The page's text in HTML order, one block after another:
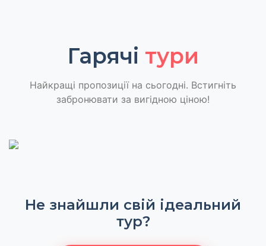
Гарячі тури
Найкращі пропозиції на сьогодні. Встигніть
забронювати за вигідною ціною!
Не знайшли свій ідеальний
тур?